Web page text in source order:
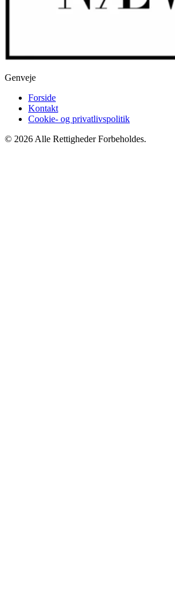
Genveje
Forside
Kontakt
Cookie- og privatlivspolitik
© 2026 Alle Rettigheder Forbeholdes.